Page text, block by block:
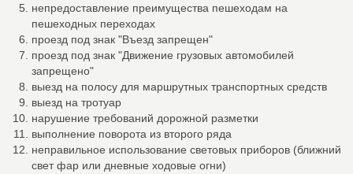
непредоставление преимущества пешеходам на
пешеходных переходах
проезд под знак "Въезд запрещен"
проезд под знак "Движение грузовых автомобилей
запрещено"
выезд на полосу для маршрутных транспортных средств
выезд на тротуар
нарушение требований дорожной разметки
выполнение поворота из второго ряда
неправильное использование световых приборов (ближний
свет фар или дневные ходовые огни)